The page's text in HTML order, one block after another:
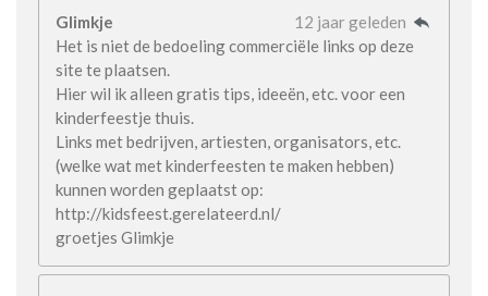
Glimkje
12 jaar geleden
Het is niet de bedoeling commerciële links op deze
site te plaatsen.
Hier wil ik alleen gratis tips, ideeën, etc. voor een
kinderfeestje thuis.
Links met bedrijven, artiesten, organisators, etc.
(welke wat met kinderfeesten te maken hebben)
kunnen worden geplaatst op:
http://kidsfeest.gerelateerd.nl/
groetjes Glimkje